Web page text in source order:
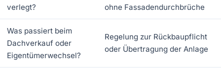
verlegt?
ohne Fassadendurchbrüche
Was passiert beim
Dachverkauf oder
Eigentümerwechsel?
Regelung zur Rückbaupflicht
oder Übertragung der Anlage